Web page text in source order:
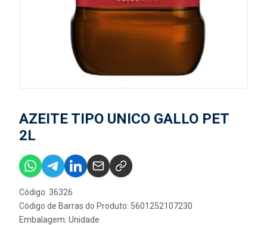
AZEITE TIPO UNICO GALLO PET
2L
Código: 36326
Código de Barras do Produto: 5601252107230
Embalagem: Unidade